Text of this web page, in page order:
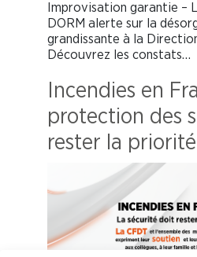
Improvisation garantie –
DORM alerte sur la
grandissante à la
Découvrez les constats…
Incendies en
protection des
rester la